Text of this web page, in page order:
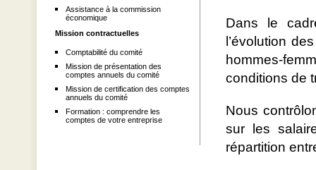
Assistance à la commission
économique
Mission contractuelles
Comptabilité du comité
Mission de présentation des
comptes annuels du comité
Mission de certification des comptes
annuels du comité
Formation : comprendre les
comptes de votre entreprise
Dans le
l’évolution
hommes-
conditions de
Nous
sur les
répartition